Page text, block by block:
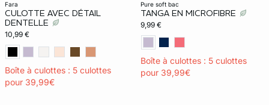
fara
CULOTTE AVEC DÉTAIL
DENTELLE
10,99 €
Boîte à culottes : 5 culottes
pour 39,99€
pure soft bac
TANGA EN MICROFIBRE
9,99 €
Boîte à culottes : 5 culottes
pour 39,99€